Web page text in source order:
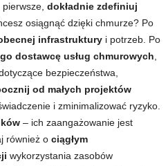
dokładnie zdefiniuj
osiągnąć dzięki chmurze? Po
infrastruktury i potrzeb. Po
dostawcę usług chmurowych
bezpieczeństwa,
od małych projektów
i zminimalizować ryzyko.
– ich zaangażowanie jest
również o ciągłym
wykorzystania zasobów